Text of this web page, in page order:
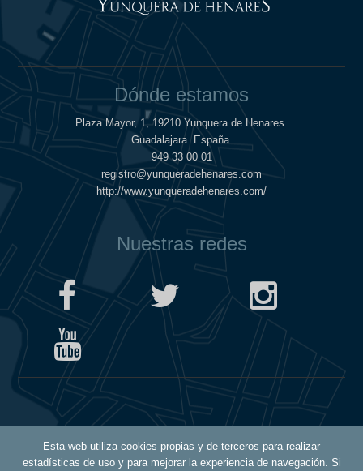
Esta web utiliza cookies propias y de terceros para realizar
estadísticas de uso y para mejorar la experiencia de navegación. Si
Dónde estamos
Plaza Mayor, 1, 19210 Yunquera de Henares.
Guadalajara. España.
949 33 00 01
registro@yunqueradehenares.com
http://www.yunqueradehenares.com/
Nuestras redes
Política de Cookies
Política de Privacidad